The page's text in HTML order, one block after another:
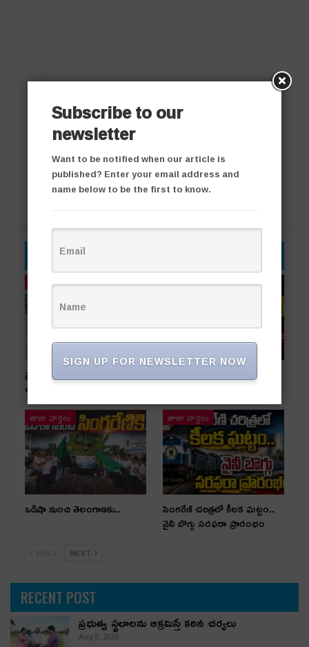
YOU MIGHT ALSO LIKE
తాజా వార్తలు
ప్రభుత్వ స్థలాలను ఆక్రమిస్తే కఠిన
చర్యలు
తాజా వార్తలు
రాజకీయ దివాళాకోరుతనం
తాజా వార్తలు
ఒడిషా నుంచి తెలంగాణ‌కు..
తాజా వార్తలు
సింగరేణి చరిత్రలో కీలక ఘట్టం..
నైనీ బొగ్గు సరఫరా ప్రారంభం
NEXT
RECENT POST
ప్రభుత్వ స్థలాలను ఆక్రమిస్తే కఠిన చర్యలు
Aug 6, 2026
Subscribe to our
newsletter
Want to be notified when our article is
published? Enter your email address and
name below to be the first to know.
SIGN UP FOR NEWSLETTER NOW